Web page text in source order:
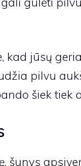
kad jūsų
pilvu
šiek tiek
šunys